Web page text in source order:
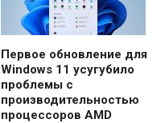
Первое обновление для
Windows 11 усугубило
проблемы с
производительностью
процессоров AMD